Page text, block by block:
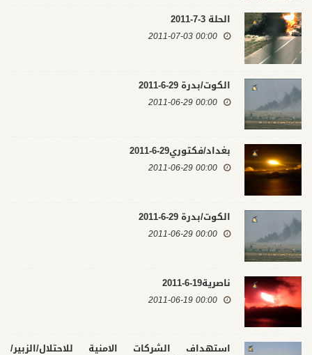
الحلة 3-7-2011
00:00 2011-07-03
الكوت/بدرة 29-6-2011
00:00 2011-06-29
بغداد/فكتوري29-6-2011
00:00 2011-06-29
الكوت/بدرة 29-6-2011
00:00 2011-06-29
ناصرية19-6-2011
00:00 2011-06-19
استهداف الشركات الامنية للاحتلال/الزبير/